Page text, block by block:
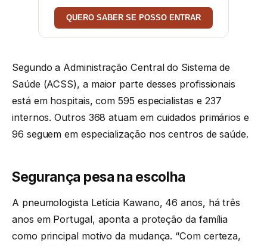
QUERO SABER SE POSSO ENTRAR
Segundo a Administração Central do Sistema de
Saúde (ACSS), a maior parte desses profissionais
está em hospitais, com 595 especialistas e 237
internos. Outros 368 atuam em cuidados primários e
96 seguem em especialização nos centros de saúde.
Segurança pesa na escolha
A pneumologista Letícia Kawano, 46 anos, há três
anos em Portugal, aponta a proteção da família
como principal motivo da mudança. “Com certeza,